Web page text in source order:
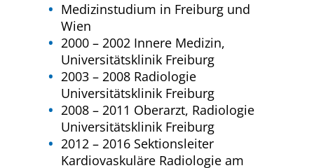
Medizinstudium in Freiburg und
Wien
2000 – 2002 Innere Medizin,
Universitätsklinik Freiburg
2003 – 2008 Radiologie
Universitätsklinik Freiburg
2008 – 2011 Oberarzt, Radiologie
Universitätsklinik Freiburg
2012 – 2016 Sektionsleiter
Kardiovaskuläre Radiologie am